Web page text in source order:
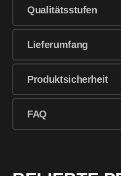
Qualitätsstufen
Lieferumfang
Produktsicherheit
FAQ